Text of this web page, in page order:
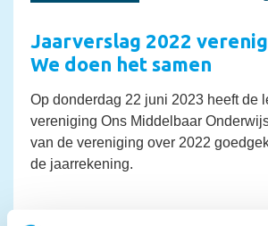
Jaarverslag 2022
We doen het samen
Op donderdag 22 juni 2023 heeft de
vereniging Ons Middelbaar
van de vereniging over 2022
de jaarrekening.